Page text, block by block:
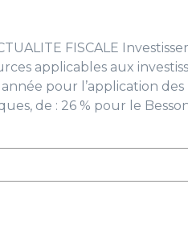
FISCALE
applicables aux
pour l’application
de : 26 % pour le